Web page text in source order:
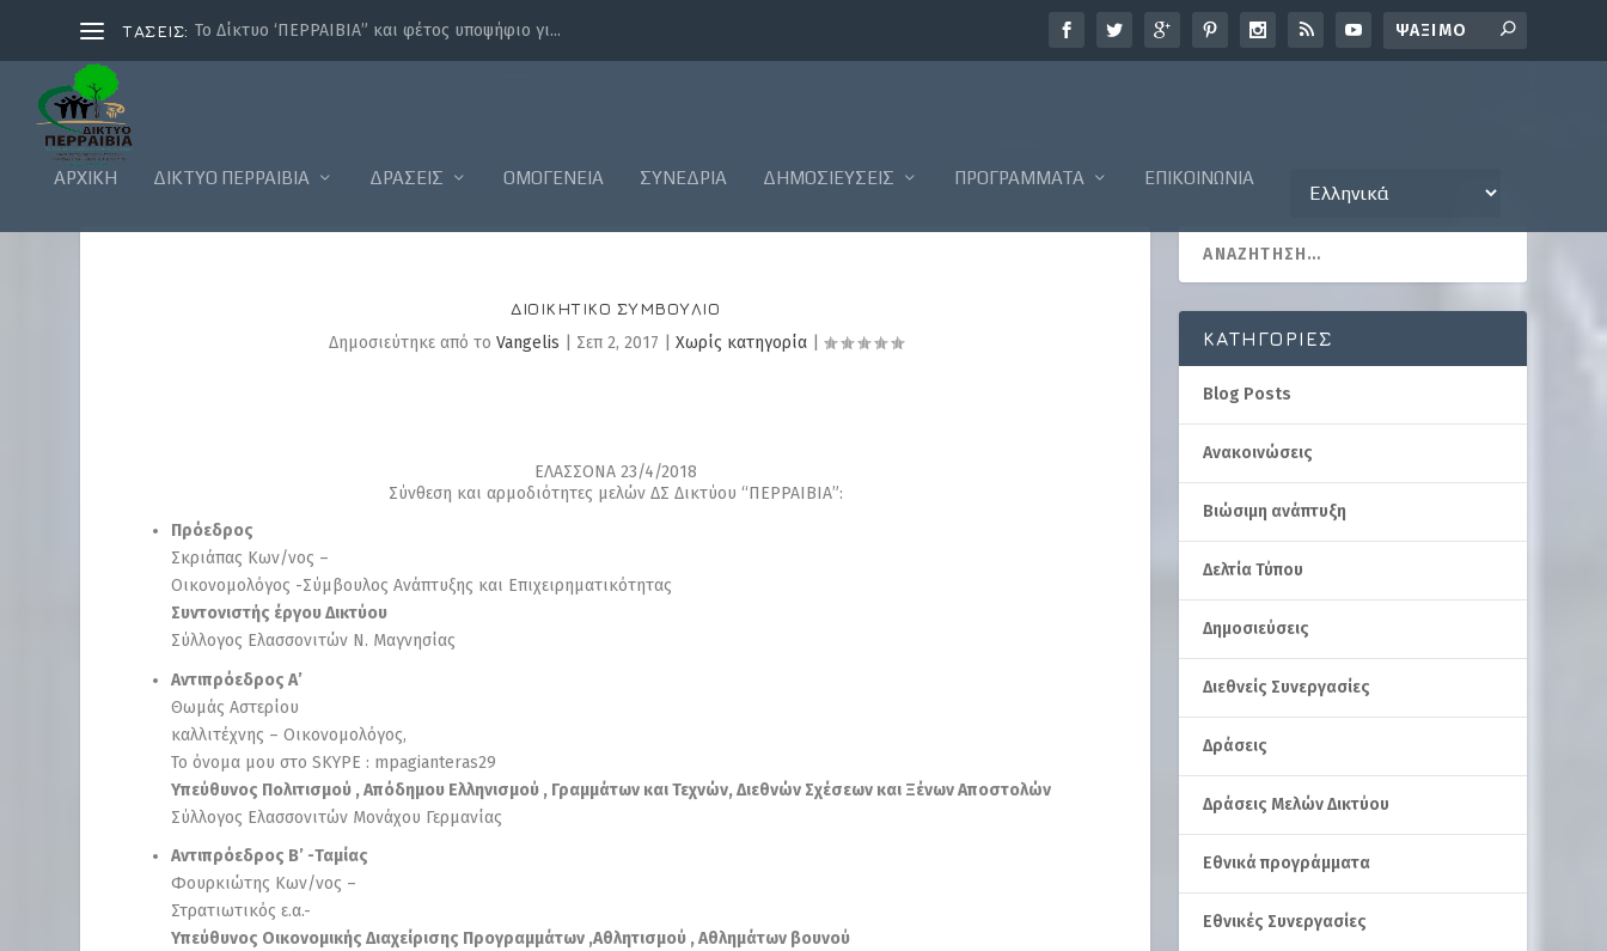
ΤΑΣΕΙΣ: Το Δίκτυο ‘ΠΕΡΡΑΙΒΙΑ” και φέτος υποψήφιο γι...
ΑΡΧΙΚΗ ΔΊΚΤΥΟ ΠΕΡΡΑΙΒΊΑ ΔΡΆΣΕΙΣ ΟΜΟΓΈΝΕΙΑ ΣΥΝΈΔΡΙΑ ΔΗΜΟΣΙΕΎΣΕΙΣ ΠΡΟΓΡΆΜΜΑΤΑ ΕΠΙΚΟΙΝΩΝΊΑ
ΔΙΟΙΚΗΤΙΚΌ ΣΥΜΒΟΎΛΙΟ
Δημοσιεύτηκε από το Vangelis Σεπ 2, 2017 Χωρίς κατηγορία|
ΕΛΑΣΣΟΝΑ 23/4/2018
Σύνθεση και αρμοδιότητες μελών ΔΣ Δικτύου “ΠΕΡΡΑΙΒΙΑ”:
Πρόεδρος
Σκριάπας Κων/νος –
Οικονομολόγος -Σύμβουλος Ανάπτυξης και Επιχειρηματικότητας
Συντονιστής έργου Δικτύου
Σύλλογος Ελασσονιτών Ν. Μαγνησίας
Αντιπρόεδρος Α’
Θωμάς Αστερίου
καλλιτέχνης – Οικονομολόγος,
Το όνομα μου στο SKYPE : mpagianteras29
Υπεύθυνος Πολιτισμού , Απόδημου Ελληνισμού , Γραμμάτων και Τεχνών, Διεθνών Σχέσεων και Ξένων Αποστολών
Σύλλογος Ελασσονιτών Μονάχου Γερμανίας
Αντιπρόεδρος Β’ -Ταμίας
Φουρκιώτης Κων/νος –
Στρατιωτικός ε.α.-
Υπεύθυνος Οικονομικής Διαχείρισης Προγραμμάτων ,Αθλητισμού , Αθλημάτων βουνού
KΑΤΗΓΟΡΊΕΣ
Blog Posts
Ανακοινώσεις
Βιώσιμη ανάπτυξη
Δελτία Τύπου
Δημοσιεύσεις
Διεθνείς Συνεργασίες
Δράσεις
Δράσεις Μελών Δικτύου
Εθνικά προγράμματα
Εθνικές Συνεργασίες